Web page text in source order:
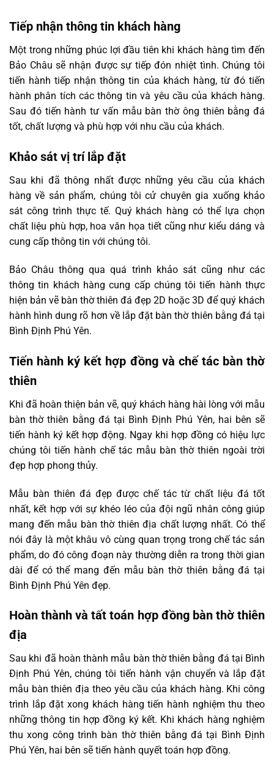
Tiếp nhận thông tin khách hàng
Một trong những phúc lợi đầu tiên khi khách hàng tìm đến
Bảo Châu sẽ nhận được sự tiếp đón nhiệt tình. Chúng tôi
tiến hành tiếp nhận thông tin của khách hàng, từ đó tiến
hành phân tích các thông tin và yêu cầu của khách hàng.
Sau đó tiến hành tư vấn mẫu bàn thờ ông thiên bằng đá
tốt, chất lượng và phù hợp với nhu cầu của khách.
Khảo sát vị trí lắp đặt
Sau khi đã thông nhất được những yêu cầu của khách
hàng về sản phẩm, chúng tôi cử chuyên gia xuống khảo
sát công trình thực tế. Quý khách hàng có thể lựa chọn
chất liệu phù hợp, hoa văn họa tiết cũng như kiểu dáng và
cung cấp thông tin với chúng tôi.
Bảo Châu thông qua quá trình khảo sát cũng như các
thông tin khách hàng cung cấp chúng tôi tiến hành thực
hiện bản vẽ bàn thờ thiên đá đẹp 2D hoặc 3D để quý khách
hành hình dung rõ hơn về lắp đặt bàn thờ thiên bằng đá tại
Bình Định Phú Yên.
Tiến hành ký kết hợp đồng và chế tác bàn thờ
thiên
Khi đã hoàn thiện bản vẽ, quý khách hàng hài lòng với mẫu
bàn thờ thiên bằng đá tại Bình Định Phú Yên, hai bên sẽ
tiến hành ký kết hợp động. Ngay khi hợp đồng có hiệu lực
chúng tôi tiến hành chế tác mẫu bàn thờ thiên ngoài trời
đẹp hợp phong thủy.
Mẫu bàn thiên đá đẹp được chế tác từ chất liệu đá tốt
nhất, kết hợp với sự khéo léo của đội ngũ nhân công giúp
mang đến mẫu bàn thờ thiên địa chất lượng nhất. Có thể
nói đây là một khâu vô cùng quan trọng trong chế tác sản
phẩm, do đó công đoạn này thường diễn ra trong thời gian
dài để có thể mang đến mẫu bàn thờ thiên bằng đá tại
Bình Định Phú Yên đẹp.
Hoàn thành và tất toán hợp đồng bàn thờ thiên
địa
Sau khi đã hoàn thành mẫu bàn thờ thiên bằng đá tại Bình
Định Phú Yên, chúng tôi tiến hành vận chuyển và lắp đặt
mẫu bàn thiên địa theo yêu cầu của khách hàng. Khi công
trình lắp đặt xong khách hàng tiến hành nghiệm thu theo
những thông tin hợp đồng ký kết. Khi khách hàng nghiệm
thu xong công trình bàn thờ thiên bằng đá tại Bình Định
Phú Yên, hai bên sẽ tiến hành quyết toán hợp đồng.